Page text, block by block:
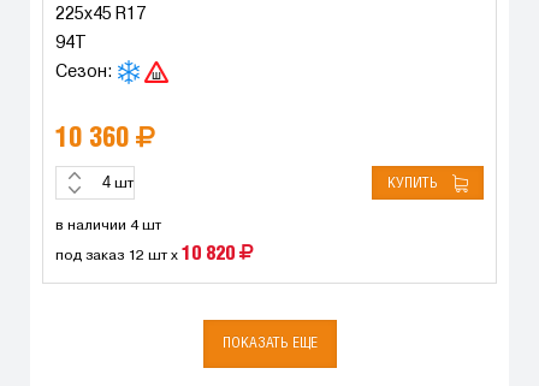
225x45 R17
94T
Сезон:
10 360
шт КУПИТЬ
в наличии 4 шт
под заказ 12 шт x 10 820
ПОКАЗАТЬ ЕЩЕ